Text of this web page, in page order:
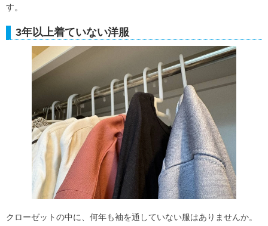
す。
3年以上着ていない洋服
クローゼットの中に、何年も袖を通していない服はありませんか。